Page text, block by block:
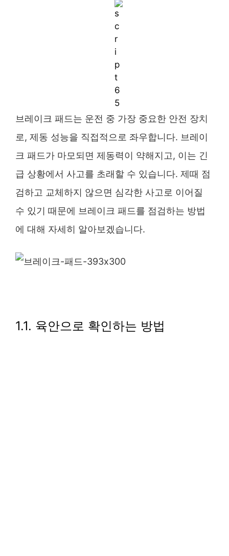
브레이크 패드는 운전 중 가장 중요한 안전 장치
로, 제동 성능을 직접적으로 좌우합니다. 브레이
크 패드가 마모되면 제동력이 약해지고, 이는 긴
급 상황에서 사고를 초래할 수 있습니다. 제때 점
검하고 교체하지 않으면 심각한 사고로 이어질
수 있기 때문에 브레이크 패드를 점검하는 방법
에 대해 자세히 알아보겠습니다.
1.1. 육안으로 확인하는 방법